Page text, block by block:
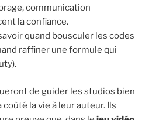
communication
la confiance.
quand bousculer les codes
raffiner une formule qui
de guider les studios bien
coûté la vie à leur auteur. Ils